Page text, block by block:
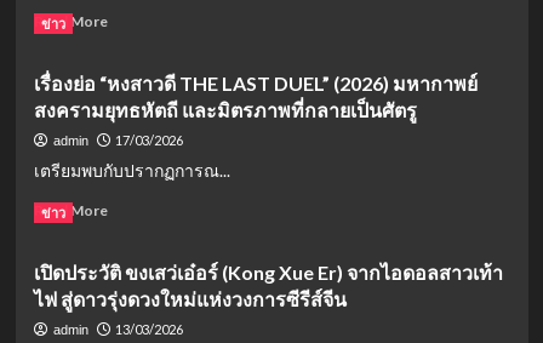
สำคัญ
ใน
พุทธ
ประวัติ
Read MoreRead
เรื่อง
ย่อ
“ทิวา
แห่ง
to
Generation)
ซี
ข่าว
เรื่องย่อ “หงสาวดี THE LAST DUEL” (2026) มหากาพย์
สงครามยุทธหัตถี และมิตรภาพที่กลายเป็นศัตรู
admin 17/03/2026
เตรียมพบกับปรากฏการณ...
Read MoreRead
เรื่อง
ย่อ
“หง
ข่าว
เปิดประวัติ ขงเสว่เอ๋อร์ (Kong Xue Er) จากไอดอลสาวเท้า
ไฟ สู่ดาวรุ่งดวงใหม่แห่งวงการซีรีส์จีน
admin 13/03/2026